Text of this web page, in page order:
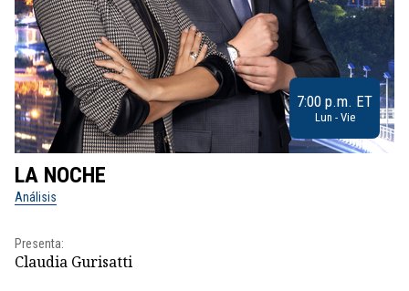
7:00 p.m. ET
Lun - Vie
LA NOCHE
Análisis
Presenta:
Claudia Gurisatti